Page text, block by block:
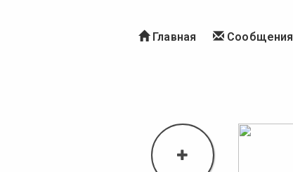
Главная Сообщения